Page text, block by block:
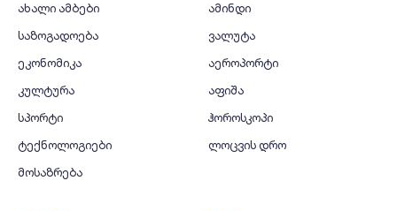
ახალი ამბები
საზოგადოება
ეკონომიკა
კულტურა
სპორტი
ტექნოლოგიები
მოსაზრება
ამინდი
ვალუტა
აეროპორტი
აფიშა
ჰოროსკოპი
ლოცვის დრო